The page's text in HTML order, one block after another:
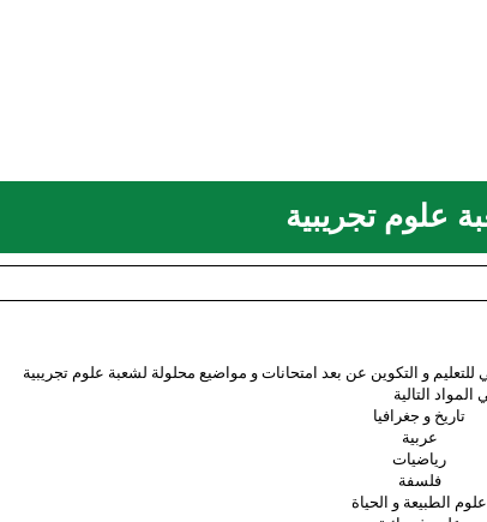
تاريخ و جغرافيا
عربية
رياضيات
فلسفة
علوم الطبيعة و الحياة